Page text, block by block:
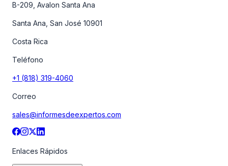
B-209, Avalon Santa Ana
Santa Ana, San José 10901
Costa Rica
Teléfono
+1 (818) 319-4060
Correo
sales@informesdeexpertos.com
Enlaces Rápidos